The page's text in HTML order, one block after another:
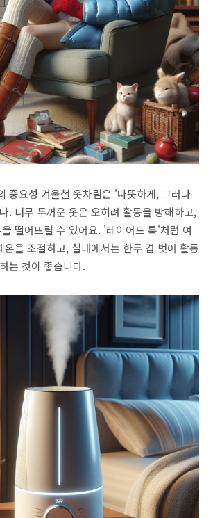
중요성 겨울철 옷차림은 '따뜻하게, 그러나
. 너무 두꺼운 옷은 오히려 활동을 방해하고,
떨어뜨릴 수 있어요. '레이어드 룩'처럼 여
온을 조절하고, 실내에서는 한두 겹 벗어 활동
는 것이 좋습니다.